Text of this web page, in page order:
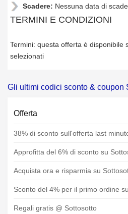
Scadere: Nessuna data di
TERMINI E CONDIZIONI
Termini: questa offerta è disponibile
selezionati
Gli ultimi codici sconto & coupon
Offerta
38% di sconto sull'offerta last
Approfitta del 6% di sconto su
Acquista ora e risparmia su
Sconto del 4% per il primo ordine
Regali gratis @ Sottosotto